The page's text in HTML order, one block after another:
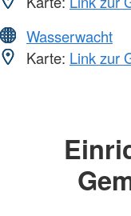
Wasserwacht
Karte: Link zur